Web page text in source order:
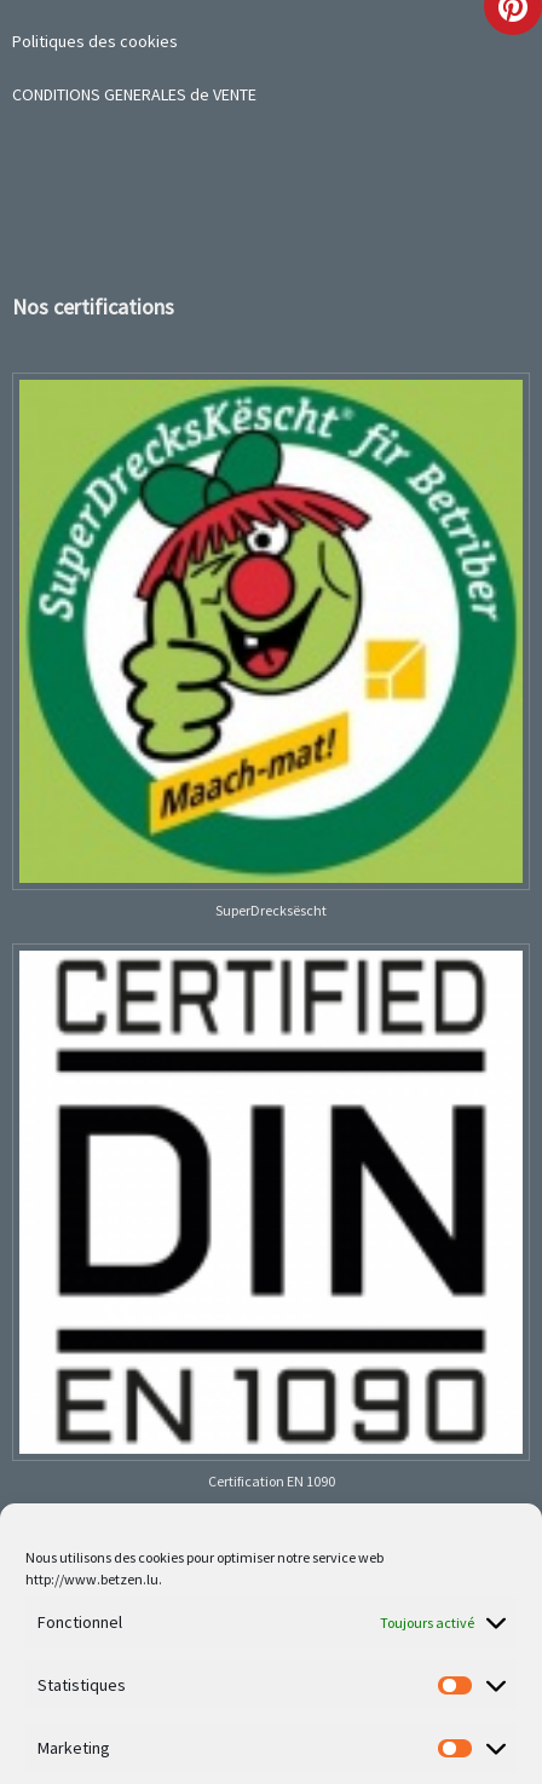
Nous utilisons des cookies pour optimiser notre service web
http://www.betzen.lu.
Fonctionnel Toujours activé
Statistiques
Marketing
Politiques des cookies
CONDITIONS GENERALES de VENTE
Nos certifications
SuperDrecksëscht
Certification EN 1090
Follow us on social media